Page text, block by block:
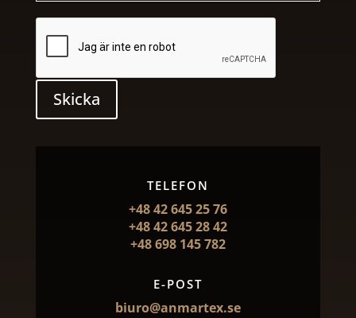
Skicka
TELEFON
+48 42 645 25 76
+48 42 645 28 42
+48 698 145 782
E-POST
biuro@anmartex.se